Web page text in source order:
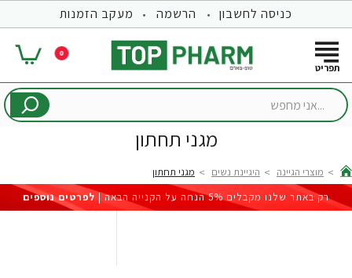
כניסה לחשבון הרשמה מעקב הזמנות
0
...אני
מגני תחתון
home
מוצרי הגיינה היגיינת נשים
מגני תחתון
רק באתר שלנו מקבלים 5% הנחה על הקנייה הבאה |
לפרטים נוספים